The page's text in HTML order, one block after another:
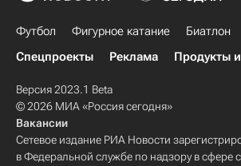
Футбол Фигурное катание Биатлон
Спецпроекты
Реклама Продукты
Версия 2023.1 Beta
© 2026 МИА «Россия сегодня»
Вакансии
Сетевое издание РИА Новости
в Федеральной службе по надзору в сфере